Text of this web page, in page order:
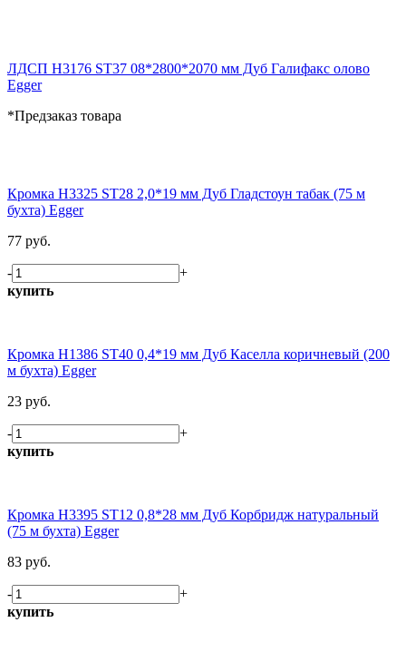
ЛДСП H3176 ST37 08*2800*2070 мм Дуб Галифакс олово
Egger
*Предзаказ товара
Кромка H3325 ST28 2,0*19 мм Дуб Гладстоун табак (75 м
бухта) Egger
77 руб.
-
+
купить
Кромка H1386 ST40 0,4*19 мм Дуб Каселла коричневый (200
м бухта) Egger
23 руб.
-
+
купить
Кромка H3395 ST12 0,8*28 мм Дуб Корбридж натуральный
(75 м бухта) Egger
83 руб.
-
+
купить